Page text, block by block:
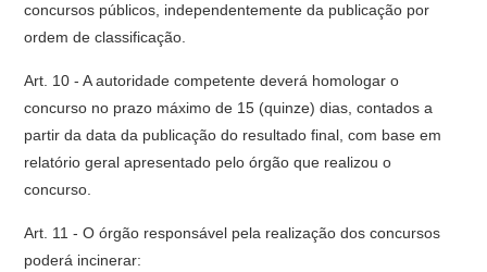
concursos públicos, independentemente da publicação por
ordem de classificação.
Art. 10 - A autoridade competente deverá homologar o
concurso no prazo máximo de 15 (quinze) dias, contados a
partir da data da publicação do resultado final, com base em
relatório geral apresentado pelo órgão que realizou o
concurso.
Art. 11 - O órgão responsável pela realização dos concursos
poderá incinerar: